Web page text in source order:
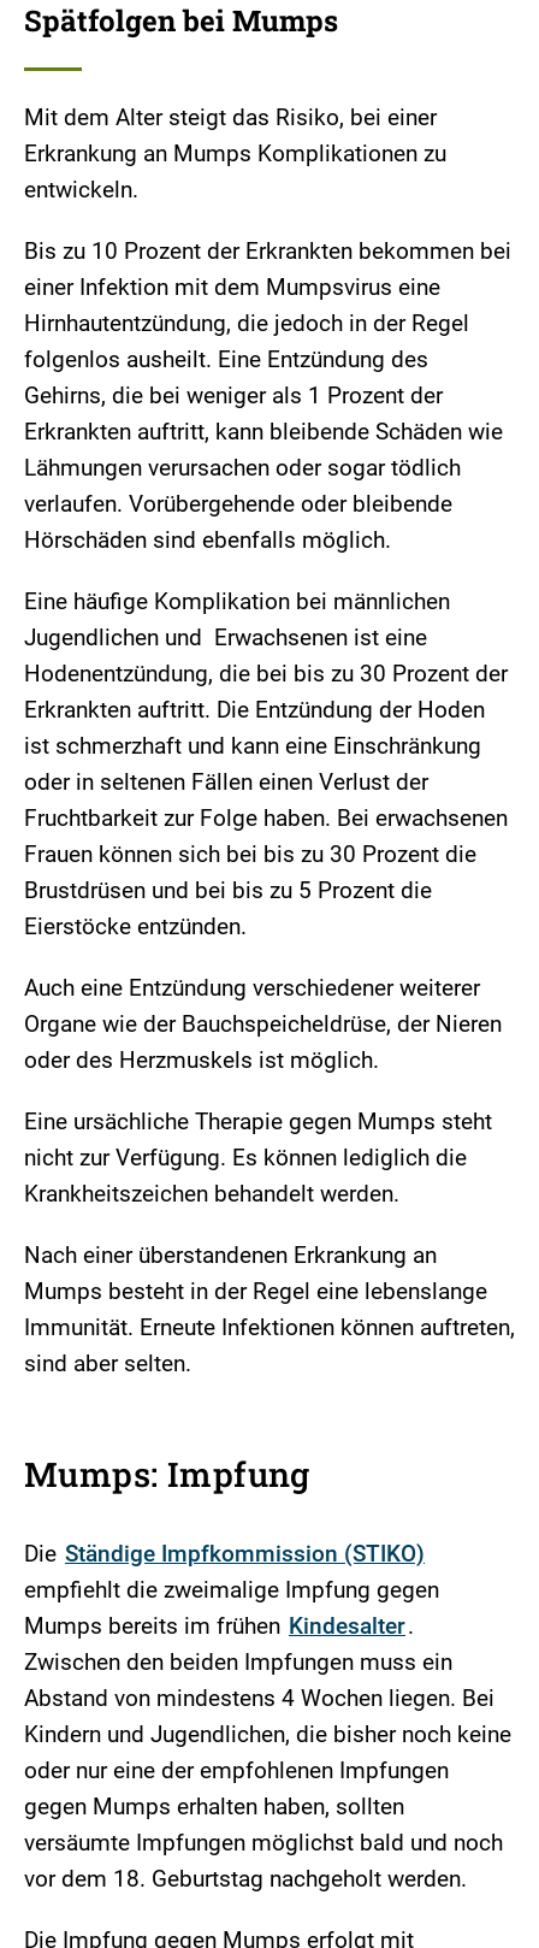
Spätfolgen bei Mumps
Mit dem Alter steigt das Risiko, bei einer
Erkrankung an Mumps Komplikationen zu
entwickeln.
Bis zu 10 Prozent der Erkrankten bekommen bei
einer Infektion mit dem Mumpsvirus eine
Hirnhautentzündung, die jedoch in der Regel
folgenlos ausheilt. Eine Entzündung des
Gehirns, die bei weniger als 1 Prozent der
Erkrankten auftritt, kann bleibende Schäden wie
Lähmungen verursachen oder sogar tödlich
verlaufen. Vorübergehende oder bleibende
Hörschäden sind ebenfalls möglich.
Eine häufige Komplikation bei männlichen
Jugendlichen und Erwachsenen ist eine
Hodenentzündung, die bei bis zu 30 Prozent der
Erkrankten auftritt. Die Entzündung der Hoden
ist schmerzhaft und kann eine Einschränkung
oder in seltenen Fällen einen Verlust der
Fruchtbarkeit zur Folge haben. Bei erwachsenen
Frauen können sich bei bis zu 30 Prozent die
Brustdrüsen und bei bis zu 5 Prozent die
Eierstöcke entzünden.
Auch eine Entzündung verschiedener weiterer
Organe wie der Bauchspeicheldrüse, der Nieren
oder des Herzmuskels ist möglich.
Eine ursächliche Therapie gegen Mumps steht
nicht zur Verfügung. Es können lediglich die
Krankheitszeichen behandelt werden.
Nach einer überstandenen Erkrankung an
Mumps besteht in der Regel eine lebenslange
Immunität. Erneute Infektionen können auftreten,
sind aber selten.
Mumps: Impfung
Die Ständige Impfkommission (STIKO)
empfiehlt die zweimalige Impfung gegen
Mumps bereits im frühen Kindesalter.
Zwischen den beiden Impfungen muss ein
Abstand von mindestens 4 Wochen liegen. Bei
Kindern und Jugendlichen, die bisher noch keine
oder nur eine der empfohlenen Impfungen
gegen Mumps erhalten haben, sollten
versäumte Impfungen möglichst bald und noch
vor dem 18. Geburtstag nachgeholt werden.
Die Impfung gegen Mumps erfolgt mit